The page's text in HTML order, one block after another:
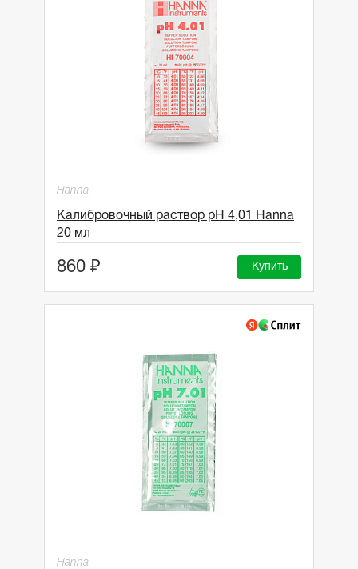
Hanna
Калибровочный раствор pH 4,01 Hanna
20 мл
860 ₽ Купить
Hanna